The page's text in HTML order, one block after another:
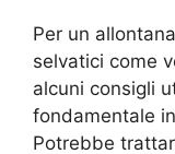
Per un
selvatici come
alcuni consigli
fondamentale
Potrebbe